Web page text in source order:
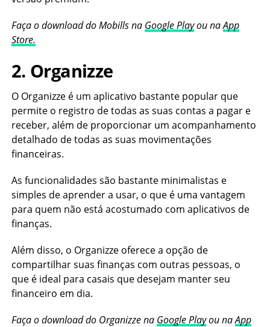
Faça o download do Mobills na Google Playou naApp
Store.
2. Organizze
O Organizze é um aplicativo bastante popular que
permite o registro de todas as suas contas a pagar e
receber, além de proporcionar um acompanhamento
detalhado de todas as suas movimentações
financeiras.
As funcionalidades são bastante minimalistas e
simples de aprender a usar, o que é uma vantagem
para quem não está acostumado com aplicativos de
finanças.
Além disso, o Organizze oferece a opção de
compartilhar suas finanças com outras pessoas, o
que é ideal para casais que desejam manter seu
financeiro em dia.
Faça o download do Organizze na Google Playou naApp